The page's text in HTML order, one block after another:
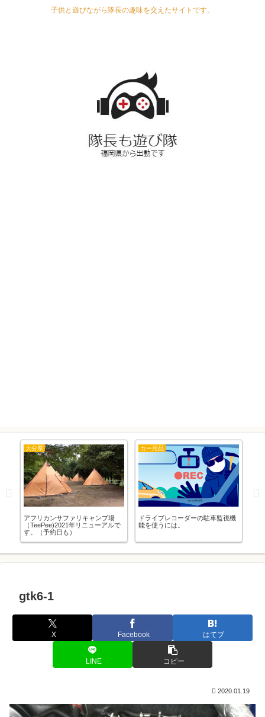
子供と遊びながら隊長の趣味を交えたサイトです。
大分県
アフリカンサファリキャンプ場
（TeePee)2021年リニューアルで
す。（予約日も）
カー用品
ドライブレコーダーの駐車監視機
能を使うには。
gtk6-1
X Facebook はてブ
LINE コピー
2020.01.19